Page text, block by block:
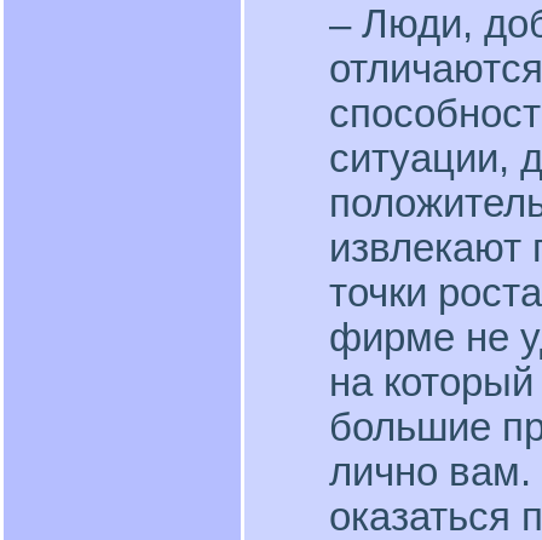
– Люди,
ситуации,
извлекают
точки
фирме не
на
большие
лично вам.
оказаться